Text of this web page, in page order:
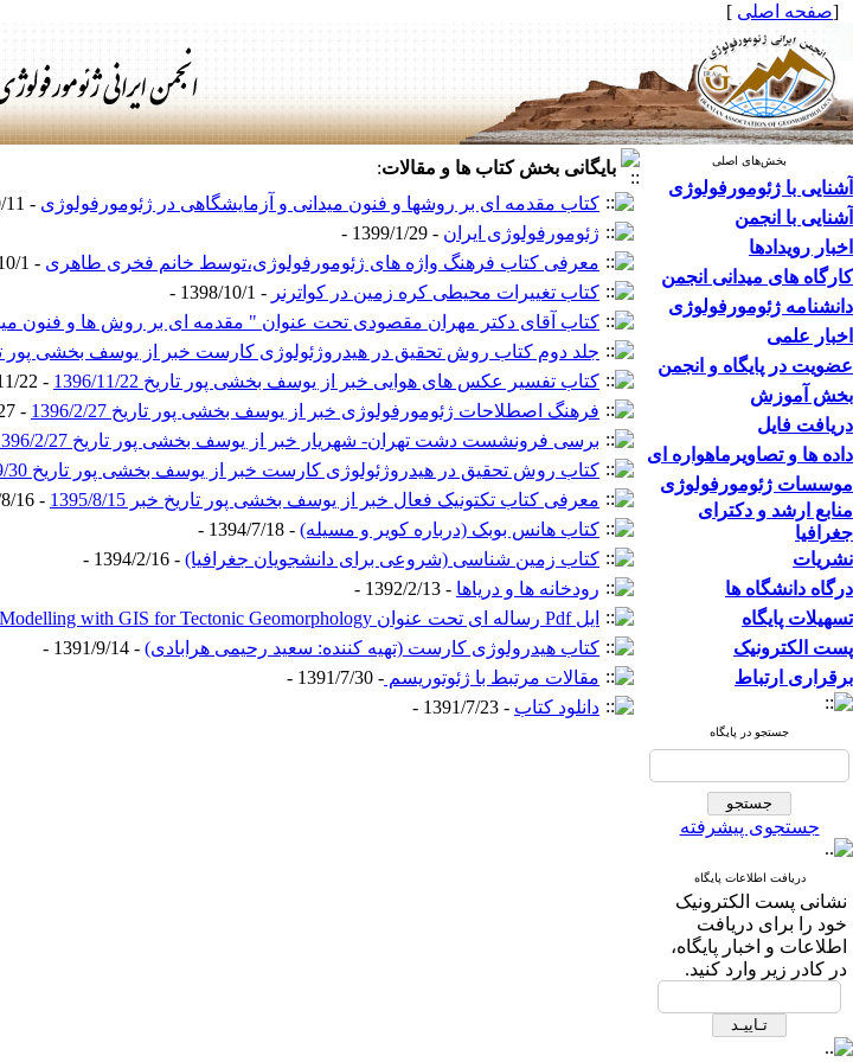
[صفحه اصلی ]
بخش‌های اصلی
آشنایی با ژئومورفولوژی
آشنایی با انجمن
اخبار رویدادها
کارگاه های میدانی انجمن
دانشنامه ژئومورفولوژی
اخبار علمی
عضویت در پایگاه و انجمن
بخش آموزش
دریافت فایل
داده ها و تصاویرماهواره ای
موسسات ژئومورفولوژی
منابع ارشد و دکترای
جغرافیا
نشریات
درگاه دانشگاه ها
تسهیلات پایگاه
پست الکترونیک
برقراری ارتباط
جستجو در پایگاه
جستجوی پیشرفته
دریافت اطلاعات پایگاه
نشانی پست الکترونیک
خود را برای دریافت
اطلاعات و اخبار پایگاه،
در کادر زیر وارد کنید.
بایگانی بخشکتاب ها و مقالات:
کتاب مقدمه ای بر روشها و فنون میدانی و آزمایشگاهی در ژئومورفولوژی - 1404/10/11 -
ژئومورفولوژی ایران - 1399/1/29 -
معرفی کتاب فرهنگ واژه های ژئومورفولوژی،توسط خانم فخری طاهری - 1398/10/1 -
کتاب تغییرات محیطی کره زمین در کواترنر - 1398/10/1 -
کتاب آقای دکتر مهران مقصودی تحت عنوان " مقدمه ای بر روش ها و فنون
جلد دوم کتاب روش تحقیق در هیدروژئولوژی کارست خبر از یوسف بخشی پور تاریخ 1396/
کتاب تفسیر عکس های هوایی خبر از یوسف بخشی پور تاریخ 1396/11/22
- 1396/11/22 -
فرهنگ اصطلاحات ژئومورفولوژی خبر از یوسف بخشی پور تاریخ 1396/2/27
- 1396/2/27 -
برسی فرونشست دشت تهران- شهریار خبر از یوسف بخشی پور تاریخ 1396/2/27
کتاب روش تحقیق در هیدروژئولوژی کارست خبر از یوسف بخشی پور تاریخ 1395/9/30
معرفی کتاب تکتونیک فعال خبر از یوسف بخشی پور تاریخ خبر 1395/8/15
- 1395/8/16 -
کتاب هانس بوبک (درباره کویر و مسیله) - 1394/7/18 -
کتاب زمین شناسی (شروعی برای دانشجویان جغرافیا) - 1394/2/16 -
رودخانه ها و دریاها - 1392/2/13 -
ایل Pdf رساله ای تحت عنوان Terrain Modelling with GIS for Tectonic Geomorphology تاریخ خبر 9/10/1391
کتاب هیدرولوژی کارست (تهیه کننده: سعید رحیمی هرابادی) - 1391/9/14 -
مقالات مرتبط با ژئوتوریسم - 1391/7/30 -
دانلود کتاب - 1391/7/23 -